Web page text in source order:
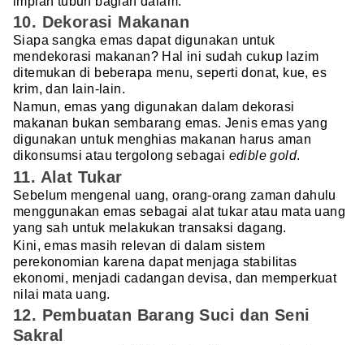
10. Dekorasi Makanan
Siapa sangka emas dapat digunakan untuk
mendekorasi makanan? Hal ini sudah cukup lazim
ditemukan di beberapa menu, seperti donat, kue, es
krim, dan lain-lain.
Namun, emas yang digunakan dalam dekorasi
makanan bukan sembarang emas. Jenis emas yang
digunakan untuk menghias makanan harus aman
dikonsumsi atau tergolong sebagai edible gold.
11. Alat Tukar
Sebelum mengenal uang, orang-orang zaman dahulu
menggunakan emas sebagai alat tukar atau mata uang
yang sah untuk melakukan transaksi dagang.
Kini, emas masih relevan di dalam sistem
perekonomian karena dapat menjaga stabilitas
ekonomi, menjadi cadangan devisa, dan memperkuat
nilai mata uang.
12. Pembuatan Barang Suci dan Seni
Sakral